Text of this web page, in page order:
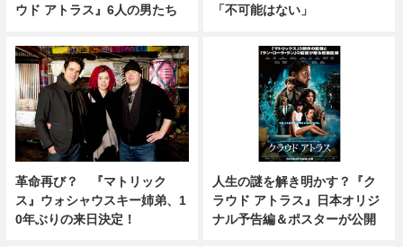
ウド アトラス』6人の男たち
「不可能はない」
革命再び？ 『マトリック
ス』ウォシャウスキー姉弟、1
0年ぶりの来日決定！
人生の謎を解き明かす？『ク
ラウド アトラス』日本オリジ
ナル予告編＆ポスターが公開